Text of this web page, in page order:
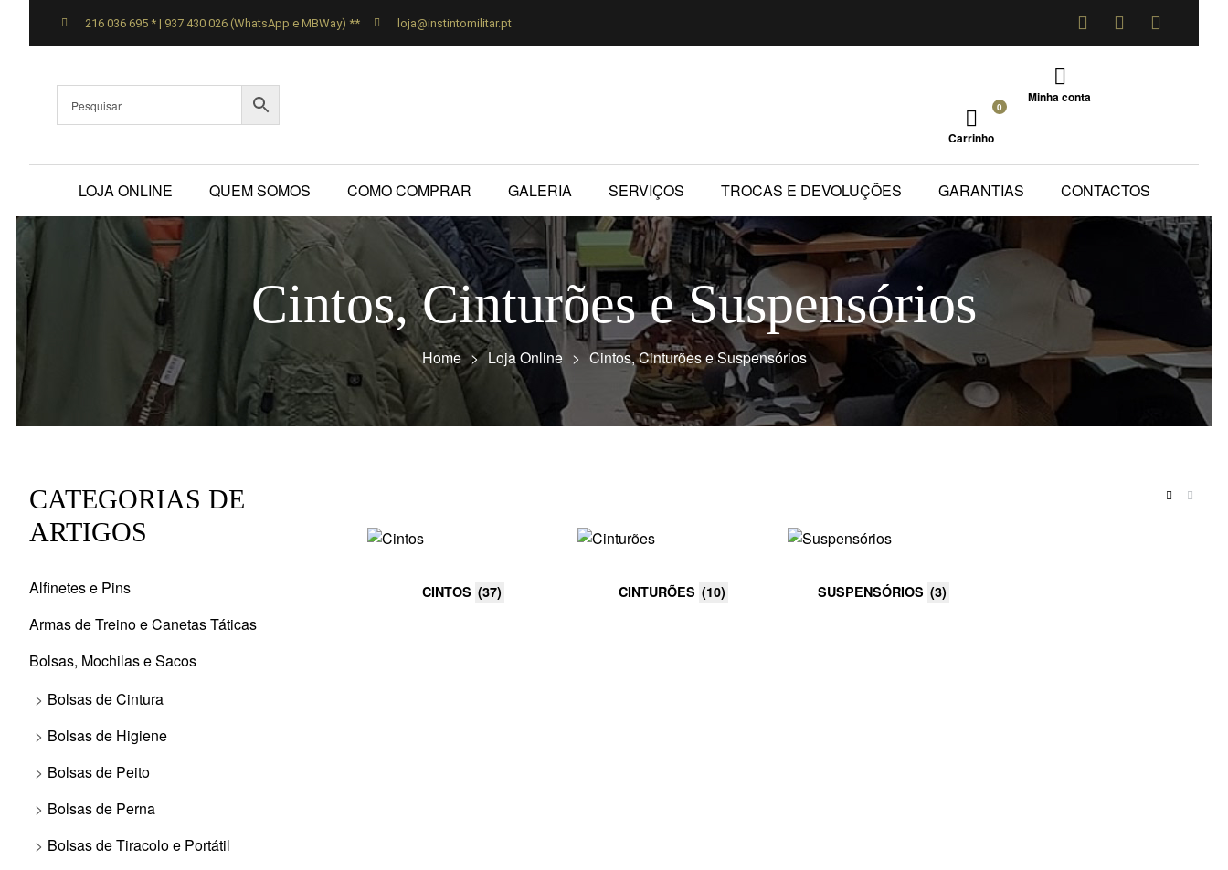
216 036 695 * | 937 430 026 (WhatsApp e MBWay) ** loja@instintomilitar.pt
Minha conta
Carrinho
0
LOJA ONLINE QUEM SOMOS COMO COMPRAR GALERIA SERVIÇOS TROCAS E DEVOLUÇÕES GARANTIAS CONTACTOS
Cintos, Cinturões e Suspensórios
Home > Loja Online > Cintos, Cinturões e Suspensórios
CINTOS (37) CINTURÕES (10) SUSPENSÓRIOS (3)
CATEGORIAS DE
ARTIGOS
Alfinetes e Pins
Armas de Treino e Canetas Táticas
Bolsas, Mochilas e Sacos
Bolsas de Cintura
Bolsas de Higiene
Bolsas de Peito
Bolsas de Perna
Bolsas de Tiracolo e Portátil